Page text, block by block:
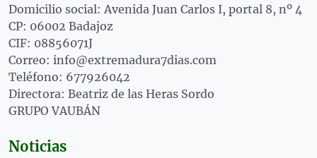
Domicilio social: Avenida Juan Carlos I, portal 8, nº 4
CP: 06002 Badajoz
CIF: 08856071J
Correo: info@extremadura7dias.com
Teléfono: 677926042
Directora: Beatriz de las Heras Sordo
GRUPO VAUBÁN
Noticias